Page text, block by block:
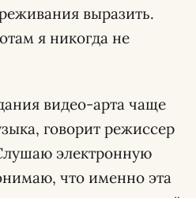
выразить.
я никогда не
видео-арта чаще
говорит режиссер
электронную
что именно эта